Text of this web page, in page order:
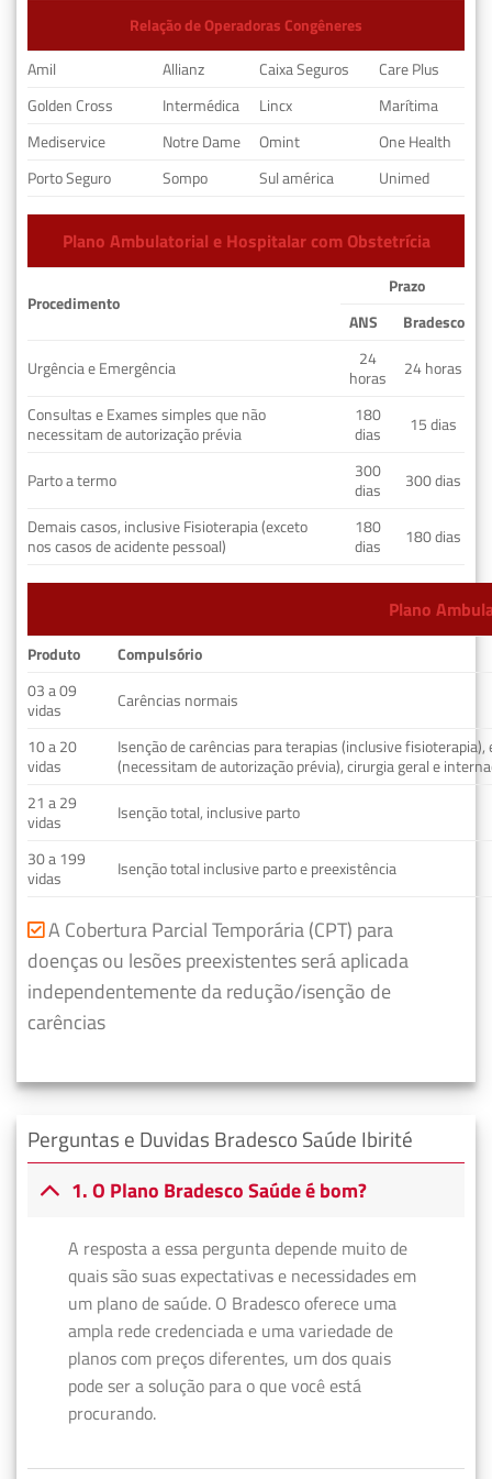
Relação de Operadoras Congêneres
Amil
Allianz Caixa Seguros
Care Plus
Golden Cross
Intermédica Lincx
Marítima
Mediservice
Notre Dame Omint
One Health
Porto Seguro
Sompo Sul américa Unimed
Plano Ambulatorial e Hospitalar com Obstetrícia
Procedimento
Prazo
ANS
Bradesco
Urgência e Emergência
24
horas
24 horas
Consultas e Exames simples que não
necessitam de autorização prévia
180
dias
15 dias
Parto a termo
300
dias
300 dias
Demais casos, inclusive Fisioterapia (exceto
nos casos de acidente pessoal)
180
dias
180 dias
Plano
Produto
Compulsório
03 a 09
vidas
Carências normais
10 a 20
vidas
Isenção de carências para terapias (inclusive fisioterapia),
(necessitam de autorização prévia), cirurgia geral e
21 a 29
vidas
Isenção total, inclusive parto
30 a 199
vidas
Isenção total inclusive parto e preexistência
A Cobertura Parcial Temporária (CPT) para
doenças ou lesões preexistentes será aplicada
independentemente da redução/isenção de
carências
Perguntas e Duvidas Bradesco Saúde Ibirité
1. O Plano Bradesco Saúde é bom?
A resposta a essa pergunta depende muito de
quais são suas expectativas e necessidades em
um plano de saúde. O Bradesco oferece uma
ampla rede credenciada e uma variedade de
planos com preços diferentes, um dos quais
pode ser a solução para o que você está
procurando.